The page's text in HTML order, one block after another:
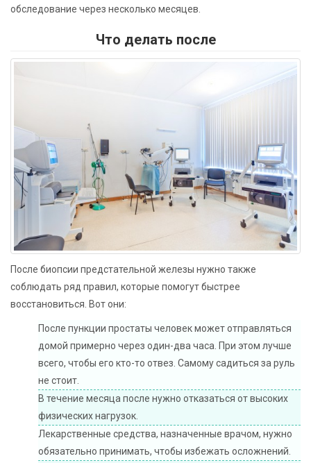
обследование через несколько месяцев.
Что делать после
После биопсии предстательной железы нужно также
соблюдать ряд правил, которые помогут быстрее
восстановиться. Вот они:
После пункции простаты человек может отправляться
домой примерно через один-два часа. При этом лучше
всего, чтобы его кто-то отвез. Самому садиться за руль
не стоит.
В течение месяца после нужно отказаться от высоких
физических нагрузок.
Лекарственные средства, назначенные врачом, нужно
обязательно принимать, чтобы избежать осложнений.